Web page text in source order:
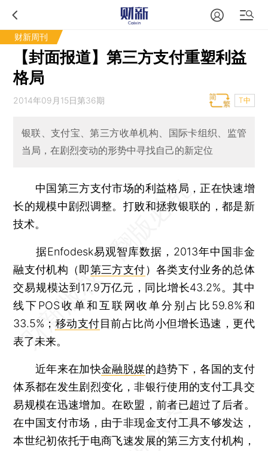
财新周刊
【封面报道】第三方支付重塑利益
格局
2014年09月15日第36期 T中
银联、支付宝、第三方收单机构、国际卡组织、监管
当局，在剧烈变动的形势中寻找自己的新定位
中国第三方支付市场的利益格局，正在快速增
长的规模中剧烈调整。打败和拯救银联的，都是新
技术。
据Enfodesk易观智库数据，2013年中国非金
融支付机构（即第三方支付）各类支付业务的总体
交易规模达到17.9万亿元，同比增长43.2%。其中
线下POS收单和互联网收单分别占比59.8%和
33.5%； 移动支付目前占比尚小但增长迅速，更代
表了未来。
近年来在加快金融脱媒的趋势下，各国的支付
体系都在发生剧烈变化，非银行使用的支付工具交
易规模在迅速增加。在欧盟，前者已超过了后者。
在中国支付市场，由于非现金支付工具不够发达，
本世纪初依托于电商飞速发展的第三方支付机构，